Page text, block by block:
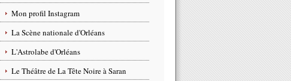
Mon profil Instagram
La Scène nationale d'Orléans
L'Astrolabe d'Orléans
Le Théâtre de La Tête Noire à Saran